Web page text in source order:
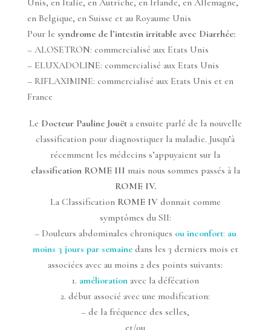
Unis, en Italie, en Autriche, en Irlande, en Allemagne,
en Belgique, en Suisse et au Royaume Unis
Pour le syndrome de l’intestin irritable avec Diarrhée:
– ALOSETRON: commercialisé aux Etats Unis
– ELUXADOLINE: commercialisé aux Etats Unis
– RIFLAXIMINE: commercialisé aux Etats Unis et en
France
Le Docteur Pauline Jouëta ensuite parlé de la nouvelle
classification pour diagnostiquer la maladie. Jusqu’à
récemment les médecins s’appuyaient sur la
classification ROME III mais nous sommes passés à la
ROME IV.
La Classification ROME IVdonnait comme
symptômes du SII:
– Douleurs abdominales chroniques ou inconfort: au
moins 3 jours par semainedans les 3 derniers mois et
associées avec au moins 2 des points suivants:
1. améliorationavec la défécation
2. début associé avec une modification:
– de la fréquence des selles,